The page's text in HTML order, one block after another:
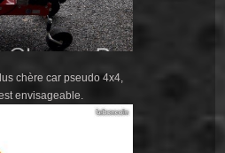
chère car pseudo 4x4,
envisageable.